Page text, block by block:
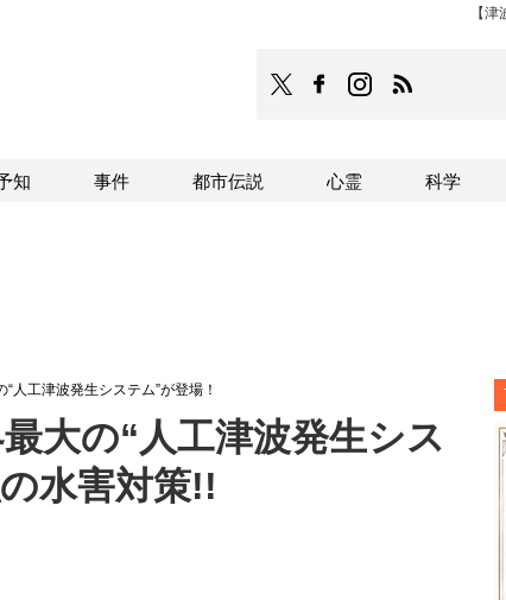
【
TOCANAのFacebookはこ
TOCANAの
“人工津波発生システム”が登場！
最大の“人工津波発生シス
水害対策!!
知 事件 都市伝説 心霊 科学